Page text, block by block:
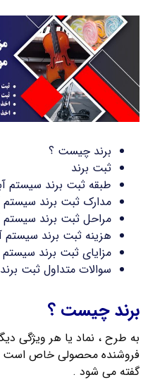
برند چیست ؟
ثبت برند
طبقه ثبت برند سیستم
مدارک ثبت برند سیستم
مراحل ثبت برند سیستم
هزینه ثبت برند سیستم
مزایای ثبت برند سیستم
سوالات متداول ثبت
برند چیست ؟
به طرح ، نماد یا هر ویژگی
فروشنده محصولی خاص است ،
گفته می شود .